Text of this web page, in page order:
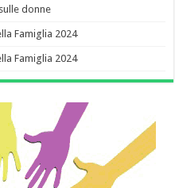
donne
Famiglia 2024
Famiglia 2024